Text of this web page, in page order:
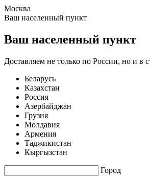
Москва
Ваш населенный пункт
Ваш населенный пункт
Доставляем не только по России, но и в
Беларусь
Казахстан
Россия
Азербайджан
Грузия
Молдавия
Армения
Таджикистан
Кыргызстан
Город